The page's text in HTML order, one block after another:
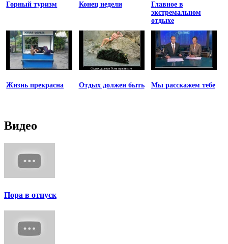
Горный туризм Конец недели
Главное в
экстремальном
отдыхе
Жизнь прекрасна Отдых должен быть Мы расскажем тебе
Видео
Пора в отпуск